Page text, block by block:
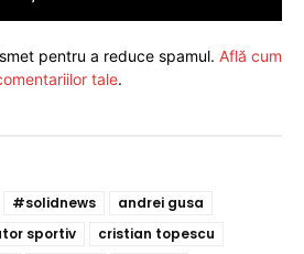
pentru a reduce spamul. Află cum
tale.
#solidnews
andrei gusa
sportiv
cristian topescu